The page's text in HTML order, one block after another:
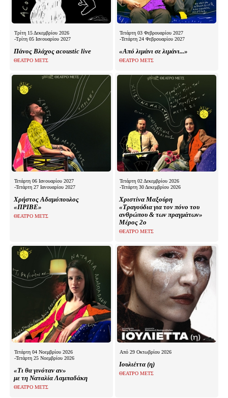
Τρίτη 15 Δεκεμβρίου 2026
-Τρίτη 05 Ιανουαρίου 2027
Πάνος Βλάχος acoustic live
ΘΕΑΤΡΟ ΜΕΤΣ
Τετάρτη 03 Φεβρουαρίου 2027
-Τετάρτη 24 Φεβρουαρίου 2027
«Από λιμάνι σε λιμάνι...»
ΘΕΑΤΡΟ ΜΕΤΣ
Τετάρτη 06 Ιανουαρίου 2027
-Τετάρτη 27 Ιανουαρίου 2027
Χρήστος Αδαμόπουλος
«ΠΡΙΒΕ»
ΘΕΑΤΡΟ ΜΕΤΣ
Τετάρτη 02 Δεκεμβρίου 2026
-Τετάρτη 30 Δεκεμβρίου 2026
Χριστίνα Μαξούρη
«Τραγούδια για τον πόνο του
ανθρώπου & των πραγμάτων»
Μέρος 2ο
ΘΕΑΤΡΟ ΜΕΤΣ
Τετάρτη 04 Νοεμβρίου 2026
-Τετάρτη 25 Νοεμβρίου 2026
«Τι θα γινόταν αν»
με τη Ναταλία Λαμπαδάκη
ΘΕΑΤΡΟ ΜΕΤΣ
Από 29 Οκτωβρίου 2026
Ιουλιέττα (η)
ΘΕΑΤΡΟ ΜΕΤΣ